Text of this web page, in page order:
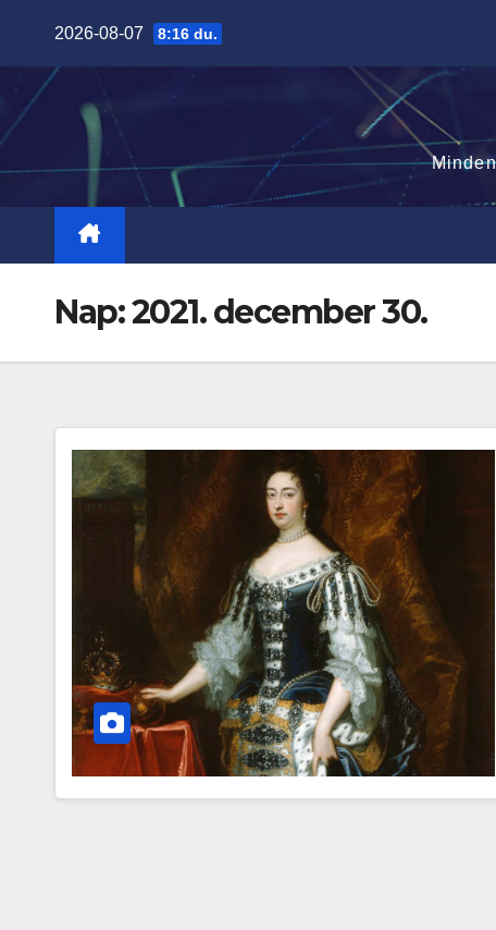
content
2026-08-07 8:16 du.
Nap:2021. december 30.